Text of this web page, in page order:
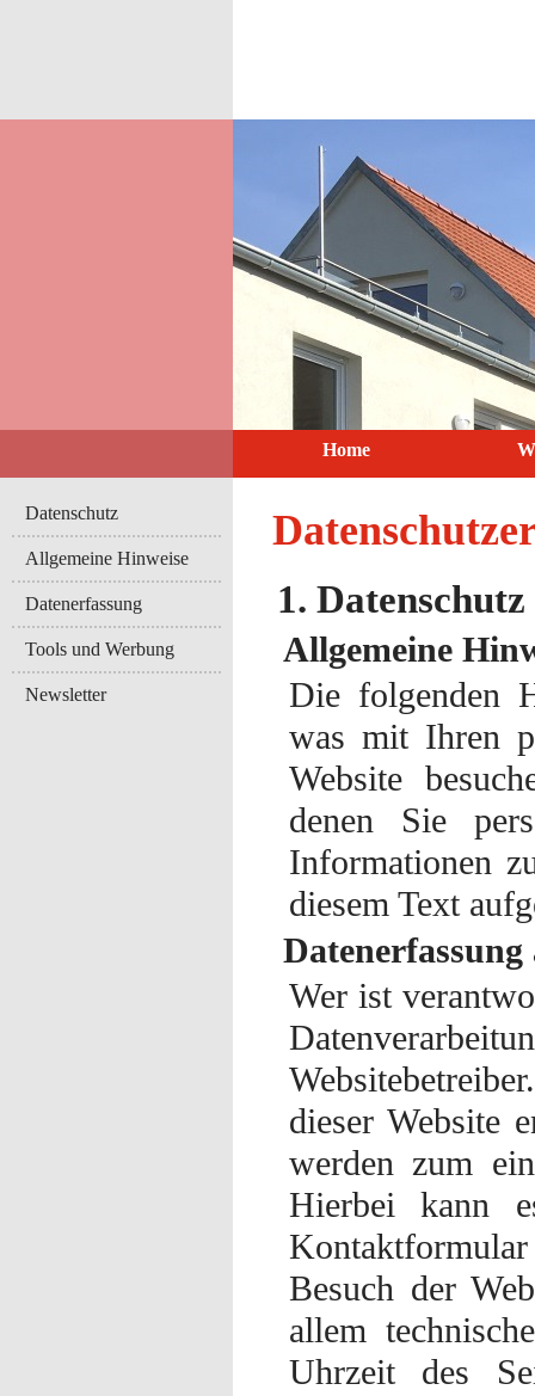
Home
Datenschutz
Allgemeine Hinweise
Datenerfassung
Tools und Werbung
Newsletter
1.
Allgemeine
Die folgenden
was mit Ihren
Website
denen Sie
Informationen
diesem Text
Wer ist
dieser Website
werden zum
Hierbei kann
Besuch der
allem
Uhrzeit des